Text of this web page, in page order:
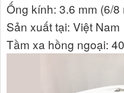
Ống kính: 3.6 mm (6/8
Sản xuất tại: Việt Nam
Tầm xa hồng ngoại: